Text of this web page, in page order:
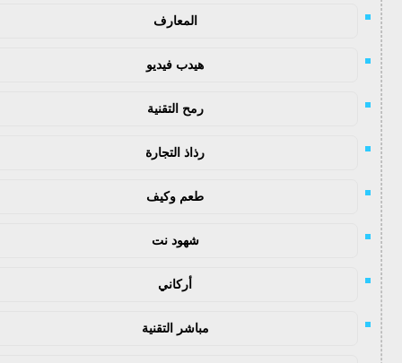
المعارف
هيدب فيديو
رمح التقنية
رذاذ التجارة
طعم وكيف
شهود نت
أركاني
مباشر التقنية